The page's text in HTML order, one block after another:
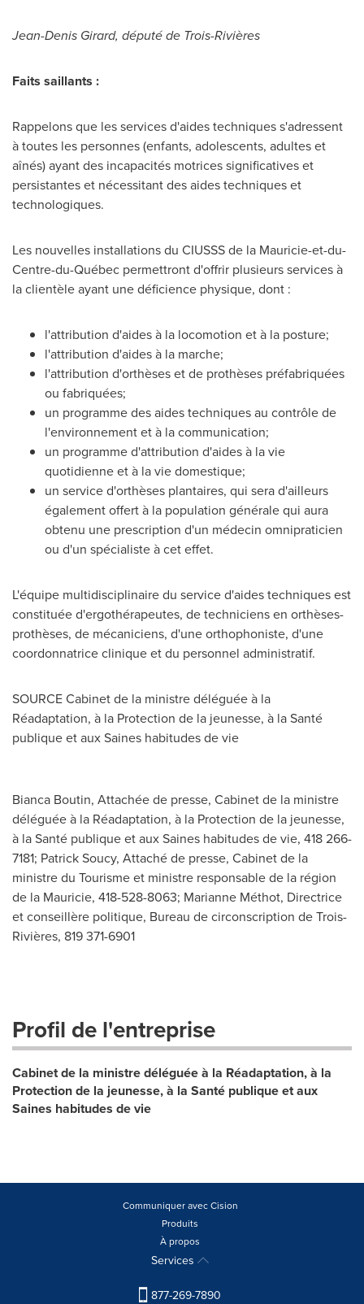
Jean-Denis Girard, député de Trois-Rivières
Faits saillants :
Rappelons que les services d'aides techniques s'adressent
à toutes les personnes (enfants, adolescents, adultes et
aînés) ayant des incapacités motrices significatives et
persistantes et nécessitant des aides techniques et
technologiques.
Les nouvelles installations du CIUSSS de la Mauricie-et-du-
Centre-du-Québec permettront d'offrir plusieurs services à
la clientèle ayant une déficience physique, dont :
l'attribution d'aides à la locomotion et à la posture;
l'attribution d'aides à la marche;
l'attribution d'orthèses et de prothèses préfabriquées
ou fabriquées;
un programme des aides techniques au contrôle de
l'environnement et à la communication;
un programme d'attribution d'aides à la vie
quotidienne et à la vie domestique;
un service d'orthèses plantaires, qui sera d'ailleurs
également offert à la population générale qui aura
obtenu une prescription d'un médecin omnipraticien
ou d'un spécialiste à cet effet.
L'équipe multidisciplinaire du service d'aides techniques est
constituée d'ergothérapeutes, de techniciens en orthèses-
prothèses, de mécaniciens, d'une orthophoniste, d'une
coordonnatrice clinique et du personnel administratif.
SOURCE Cabinet de la ministre déléguée à la
Réadaptation, à la Protection de la jeunesse, à la Santé
publique et aux Saines habitudes de vie
Bianca Boutin, Attachée de presse, Cabinet de la ministre
déléguée à la Réadaptation, à la Protection de la jeunesse,
à la Santé publique et aux Saines habitudes de vie, 418 266-
7181; Patrick Soucy, Attaché de presse, Cabinet de la
ministre du Tourisme et ministre responsable de la région
de la Mauricie, 418-528-8063; Marianne Méthot, Directrice
et conseillère politique, Bureau de circonscription de Trois-
Rivières, 819 371-6901
Profil de l'entreprise
Cabinet de la ministre déléguée à la Réadaptation, à la
Protection de la jeunesse, à la Santé publique et aux
Saines habitudes de vie
Communiquer avec Cision
Produits
À propos
Services
877-269-7890